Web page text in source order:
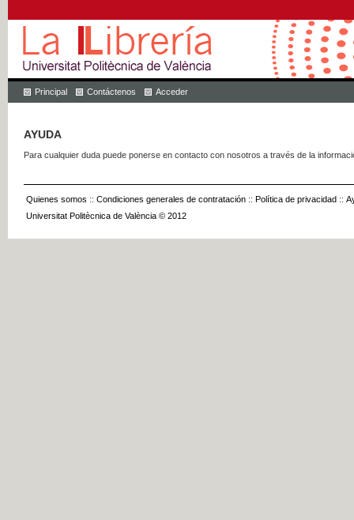
Principal Contáctenos Acceder
AYUDA
Para cualquier duda puede ponerse en contacto con nosotros a través de la
Quienes somos :: Condiciones generales de contratación :: Política de privacidad ::
Universitat Politècnica de València © 2012